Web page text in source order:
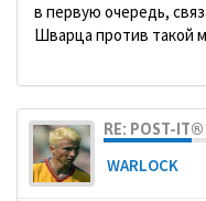
в первую очередь,
Шварца против такой
RE: POST-
WARLOCK